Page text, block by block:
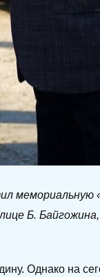
мемориальную
Б.
Однако на